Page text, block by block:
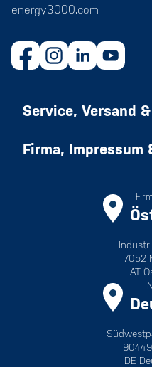
energy3000.com
Service, Versand
Firma, Impressum
7052
AT
DE